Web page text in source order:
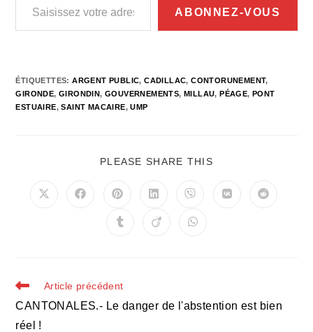
ABONNEZ-VOUS
ÉTIQUETTES:ARGENT PUBLIC, CADILLAC, CONTORUNEMENT,
GIRONDE, GIRONDIN, GOUVERNEMENTS, MILLAU, PÉAGE, PONT
ESTUAIRE, SAINT MACAIRE, UMP
PLEASE SHARE THIS
Ouvrir
Ouvrir
Ouvrir
une
autre
Ouvrir
une
autre
Ouvrir
une
autre
Ouvrir
Ouvrir
Ouvrir
Ouvrir
Ouvrir
Read
more
Article précédent
CANTONALES.- Le danger de l'abstention est bien
réel !